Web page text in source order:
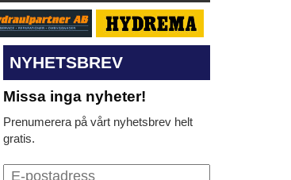
NYHETSBREV
Missa inga nyheter!
Prenumerera på vårt nyhetsbrev helt
gratis.